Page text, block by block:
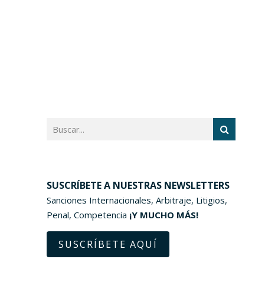
SUSCRÍBETE A NUESTRAS NEWSLETTERS
Sanciones Internacionales, Arbitraje, Litigios,
Penal, Competencia ¡Y MUCHO MÁS!
SUSCRÍBETE AQUÍ